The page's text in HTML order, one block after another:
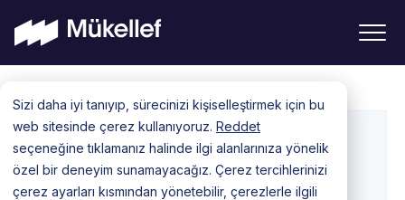
Sizi daha iyi tanıyıp, sürecinizi kişiselleştirmek için bu
web sitesinde çerez kullanıyoruz. Reddet
seçeneğine tıklamanız halinde ilgi alanlarınıza yönelik
özel bir deneyim sunamayacağız. Çerez tercihlerinizi
çerez ayarları kısmından yönetebilir, çerezlerle ilgili
contentİngiltere’de Şirket Kurmak ile
İlgili Yazılar